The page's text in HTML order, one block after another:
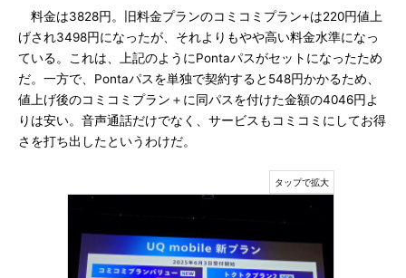
料金は3828円。旧料金プランのコミコミプラン+は220円値上
げされ3498円になったが、それよりもやや高い料金水準になっ
ている。これは、上記のようにPontaパスがセットになったため
だ。一方で、Pontaパスを単独で契約すると548円かかるため、
値上げ後のコミコミプラン＋に同パスを付けた金額の4046円よ
りは安い。音声通話だけでなく、サービスもコミコミにしてお得
さを打ち出したというわけだ。